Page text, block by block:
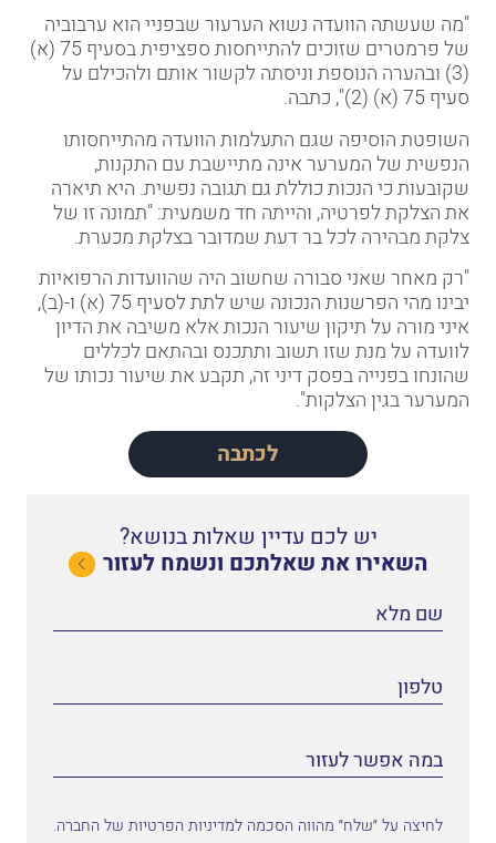
"מה שעשתה הוועדה נשוא הערעור שבפניי הוא ערבוביה
של פרמטרים שזוכים להתייחסות ספציפית בסעיף 75 (א)
(3) ובהערה הנוספת וניסתה לקשור אותם ולהכילם על
סעיף 75 (א) (2)", כתבה.
השופטת הוסיפה שגם התעלמות הוועדה מהתייחסותו
הנפשית של המערער אינה מתיישבת עם התקנות,
שקובעות כי הנכות כוללת גם תגובה נפשית. היא תיארה
את הצלקת לפרטיה, והייתה חד משמעית: "תמונה זו של
צלקת מבהירה לכל בר דעת שמדובר בצלקת מכערת.
"רק מאחר שאני סבורה שחשוב היה שהוועדות הרפואיות
יבינו מהי הפרשנות הנכונה שיש לתת לסעיף 75 (א) ו-(ב),
איני מורה על תיקון שיעור הנכות אלא משיבה את הדיון
לוועדה על מנת שזו תשוב ותתכנס ובהתאם לכללים
שהונחו בפנייה בפסק דיני זה, תקבע את שיעור נכותו של
המערער בגין הצלקות".
לכתבה
יש לכם עדיין שאלות בנושא?
השאירו את שאלתכם ונשמח לעזור
לחיצה על ״שלח״ מהווה הסכמה למדיניות הפרטיות של החברה.